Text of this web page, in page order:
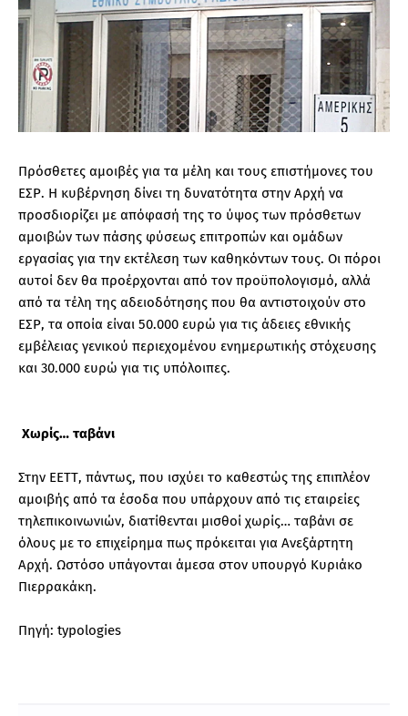
Πρόσθετες αμοιβές για τα μέλη και τους επιστήμονες του
ΕΣΡ. Η κυβέρνηση δίνει τη δυνατότητα στην Αρχή να
προσδιορίζει με απόφασή της το ύψος των πρόσθετων
αμοιβών των πάσης φύσεως επιτροπών και ομάδων
εργασίας για την εκτέλεση των καθηκόντων τους. Οι πόροι
αυτοί δεν θα προέρχονται από τον προϋπολογισμό, αλλά
από τα τέλη της αδειοδότησης που θα αντιστοιχούν στο
ΕΣΡ, τα οποία είναι 50.000 ευρώ για τις άδειες εθνικής
εμβέλειας γενικού περιεχομένου ενημερωτικής στόχευσης
και 30.000 ευρώ για τις υπόλοιπες.
Χωρίς… ταβάνι
Στην ΕΕΤΤ, πάντως, που ισχύει το καθεστώς της επιπλέον
αμοιβής από τα έσοδα που υπάρχουν από τις εταιρείες
τηλεπικοινωνιών, διατίθενται μισθοί χωρίς… ταβάνι σε
όλους με το επιχείρημα πως πρόκειται για Ανεξάρτητη
Αρχή. Ωστόσο υπάγονται άμεσα στον υπουργό Κυριάκο
Πιερρακάκη.
Πηγή: typologies